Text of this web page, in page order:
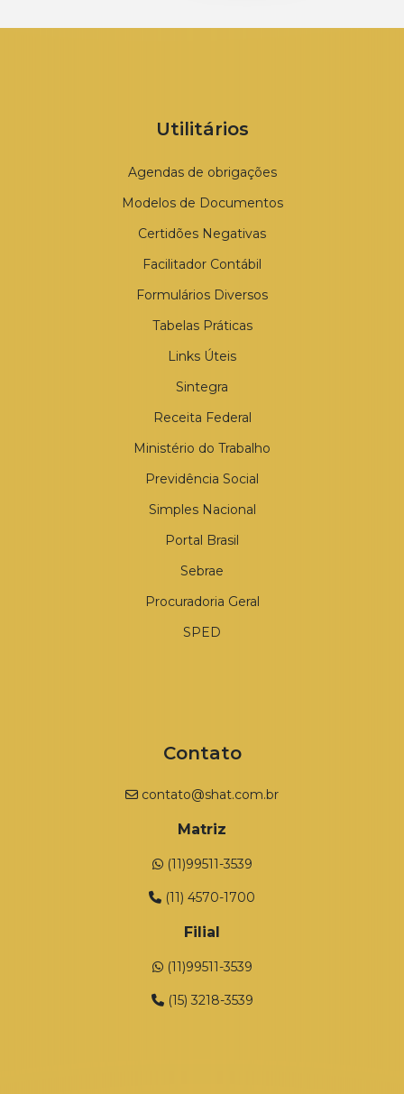
Utilitários
Agendas de obrigações
Modelos de Documentos
Certidões Negativas
Facilitador Contábil
Formulários Diversos
Tabelas Práticas
Links Úteis
Sintegra
Receita Federal
Ministério do Trabalho
Previdência Social
Simples Nacional
Portal Brasil
Sebrae
Procuradoria Geral
SPED
Contato
contato@shat.com.br
Matriz
(11)99511-3539
(11) 4570-1700
Filial
(11)99511-3539
(15) 3218-3539